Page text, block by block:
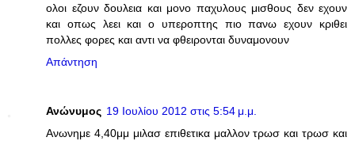
ολοι εζουν δουλεια και μονο παχυλους μισθους δεν εχουν
και οπως λεει και ο υπεροπτης πιο πανω εχουν κριθει
πολλες φορες και αντι να φθειρονται δυναμονουν
Απάντηση
Ανώνυμος 19 Ιουλίου 2012 στις 5:54 μ.μ.
Ανωνημε 4,40μμ μιλασ επιθετικα μαλλον τρωσ και τρωσ και